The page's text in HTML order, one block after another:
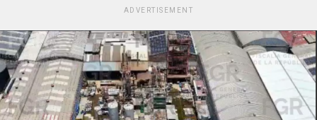
ADVERTISEMENT